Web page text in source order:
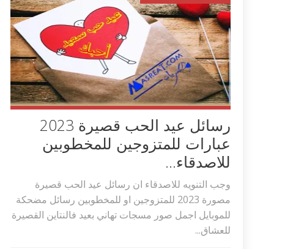
رسائل عيد الحب قصيرة 2023
عبارات للمتزوجين للمخطوبين
للاصدقاء...
وجب التنويه للاصدقاء ان رسائل عيد الحب قصيرة
مصورة 2023 للمتزوجين او للمخطوبين رسائل مضحكة
للموبايل اجمل صور مسجات تهاني بعيد فالنتاين القصيرة
للعشاق...